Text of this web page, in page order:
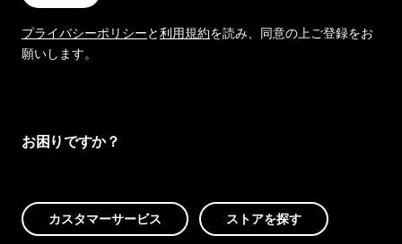
プライバシーポリシーと利用規約を読み、同意の上ご登録をお
願いします。
お困りですか？
カスタマーサービス ストアを探す